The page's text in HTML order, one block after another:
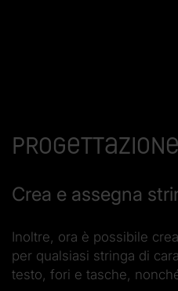
Progettazione
Crea e assegna
Inoltre, ora è possibile
per qualsiasi stringa di
testo, fori e tasche,